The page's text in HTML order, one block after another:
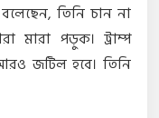
বলেছেন, তিনি চান না
মারা পড়ুক। ট্রাম্প
জটিল হবে। তিনি